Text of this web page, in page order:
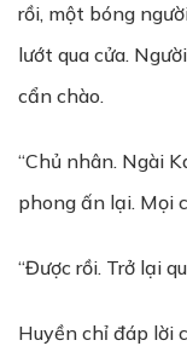
rồi, một bóng
lướt qua cửa.
cẩn chào.
“Chủ nhân. Ngài
phong ấn lại. Mọi
“Được rồi. Trở lại
Huyền chỉ đáp lời